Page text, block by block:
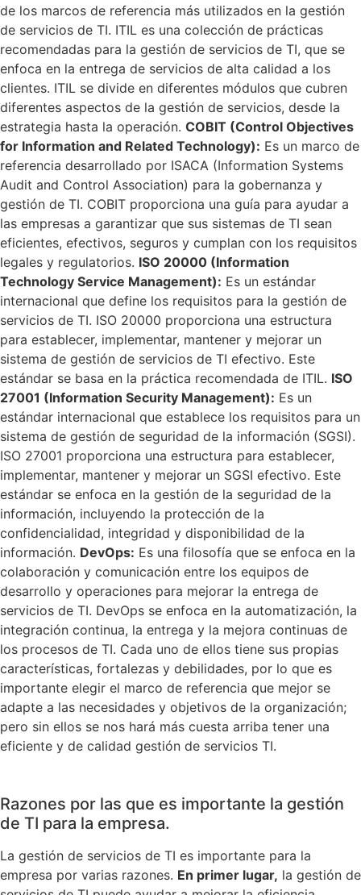
de los marcos de referencia más utilizados en la gestión
de servicios de TI. ITIL es una colección de prácticas
recomendadas para la gestión de servicios de TI, que se
enfoca en la entrega de servicios de alta calidad a los
clientes. ITIL se divide en diferentes módulos que cubren
diferentes aspectos de la gestión de servicios, desde la
estrategia hasta la operación. COBIT (Control Objectives
for Information and Related Technology): Es un marco de
referencia desarrollado por ISACA (Information Systems
Audit and Control Association) para la gobernanza y
gestión de TI. COBIT proporciona una guía para ayudar a
las empresas a garantizar que sus sistemas de TI sean
eficientes, efectivos, seguros y cumplan con los requisitos
legales y regulatorios. ISO 20000 (Information
Technology Service Management): Es un estándar
internacional que define los requisitos para la gestión de
servicios de TI. ISO 20000 proporciona una estructura
para establecer, implementar, mantener y mejorar un
sistema de gestión de servicios de TI efectivo. Este
estándar se basa en la práctica recomendada de ITIL. ISO
27001 (Information Security Management): Es un
estándar internacional que establece los requisitos para un
sistema de gestión de seguridad de la información (SGSI).
ISO 27001 proporciona una estructura para establecer,
implementar, mantener y mejorar un SGSI efectivo. Este
estándar se enfoca en la gestión de la seguridad de la
información, incluyendo la protección de la
confidencialidad, integridad y disponibilidad de la
información. DevOps: Es una filosofía que se enfoca en la
colaboración y comunicación entre los equipos de
desarrollo y operaciones para mejorar la entrega de
servicios de TI. DevOps se enfoca en la automatización, la
integración continua, la entrega y la mejora continuas de
los procesos de TI. Cada uno de ellos tiene sus propias
características, fortalezas y debilidades, por lo que es
importante elegir el marco de referencia que mejor se
adapte a las necesidades y objetivos de la organización;
pero sin ellos se nos hará más cuesta arriba tener una
eficiente y de calidad gestión de servicios TI.
Razones por las que es importante la gestión
de TI para la empresa.
La gestión de servicios de TI es importante para la
empresa por varias razones. En primer lugar, la gestión de